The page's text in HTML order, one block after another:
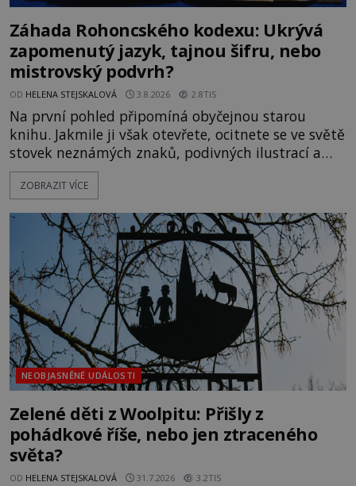
Záhada Rohoncského kodexu: Ukrývá
zapomenutý jazyk, tajnou šifru, nebo
mistrovský podvrh?
OD HELENA STEJSKALOVÁ 3.8.2026 2.8TIS
Na první pohled připomíná obyčejnou starou
knihu. Jakmile ji však otevřete, ocitnete se ve světě
stovek neznámých znaků, podivných ilustrací a
textu, který už téměř dvě století vzdoruje všem
pokusům o rozluštění. Rohoncský kodex patří mezi
jistotou neví, kdo jej napsal, kdy vznikl ani co
vlastně vypráví. Rohoncský kodex se poprvé
objevuje v roce
ZOBRAZIT VÍCE
NEOBJASNĚNÉ UDÁLOSTI
Zelené děti z Woolpitu: Přišly z
pohádkové říše, nebo jen ztraceného
světa?
OD HELENA STEJSKALOVÁ 31.7.2026 3.2TIS